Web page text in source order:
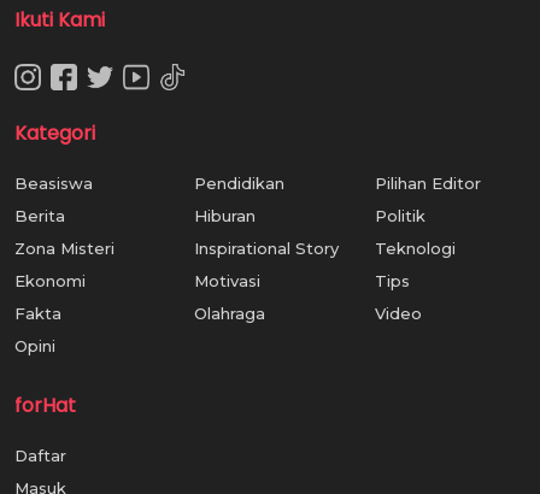
Ikuti Kami
Kategori
Beasiswa
Berita
Zona Misteri
Ekonomi
Fakta
Opini
Pendidikan
Hiburan
Inspirational Story
Motivasi
Olahraga
Pilihan Editor
Politik
Teknologi
Tips
Video
forHat
Daftar
Masuk